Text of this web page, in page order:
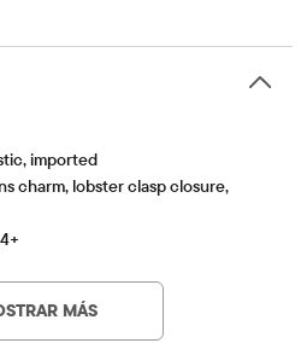
imported
charm, lobster clasp closure,
MÁS